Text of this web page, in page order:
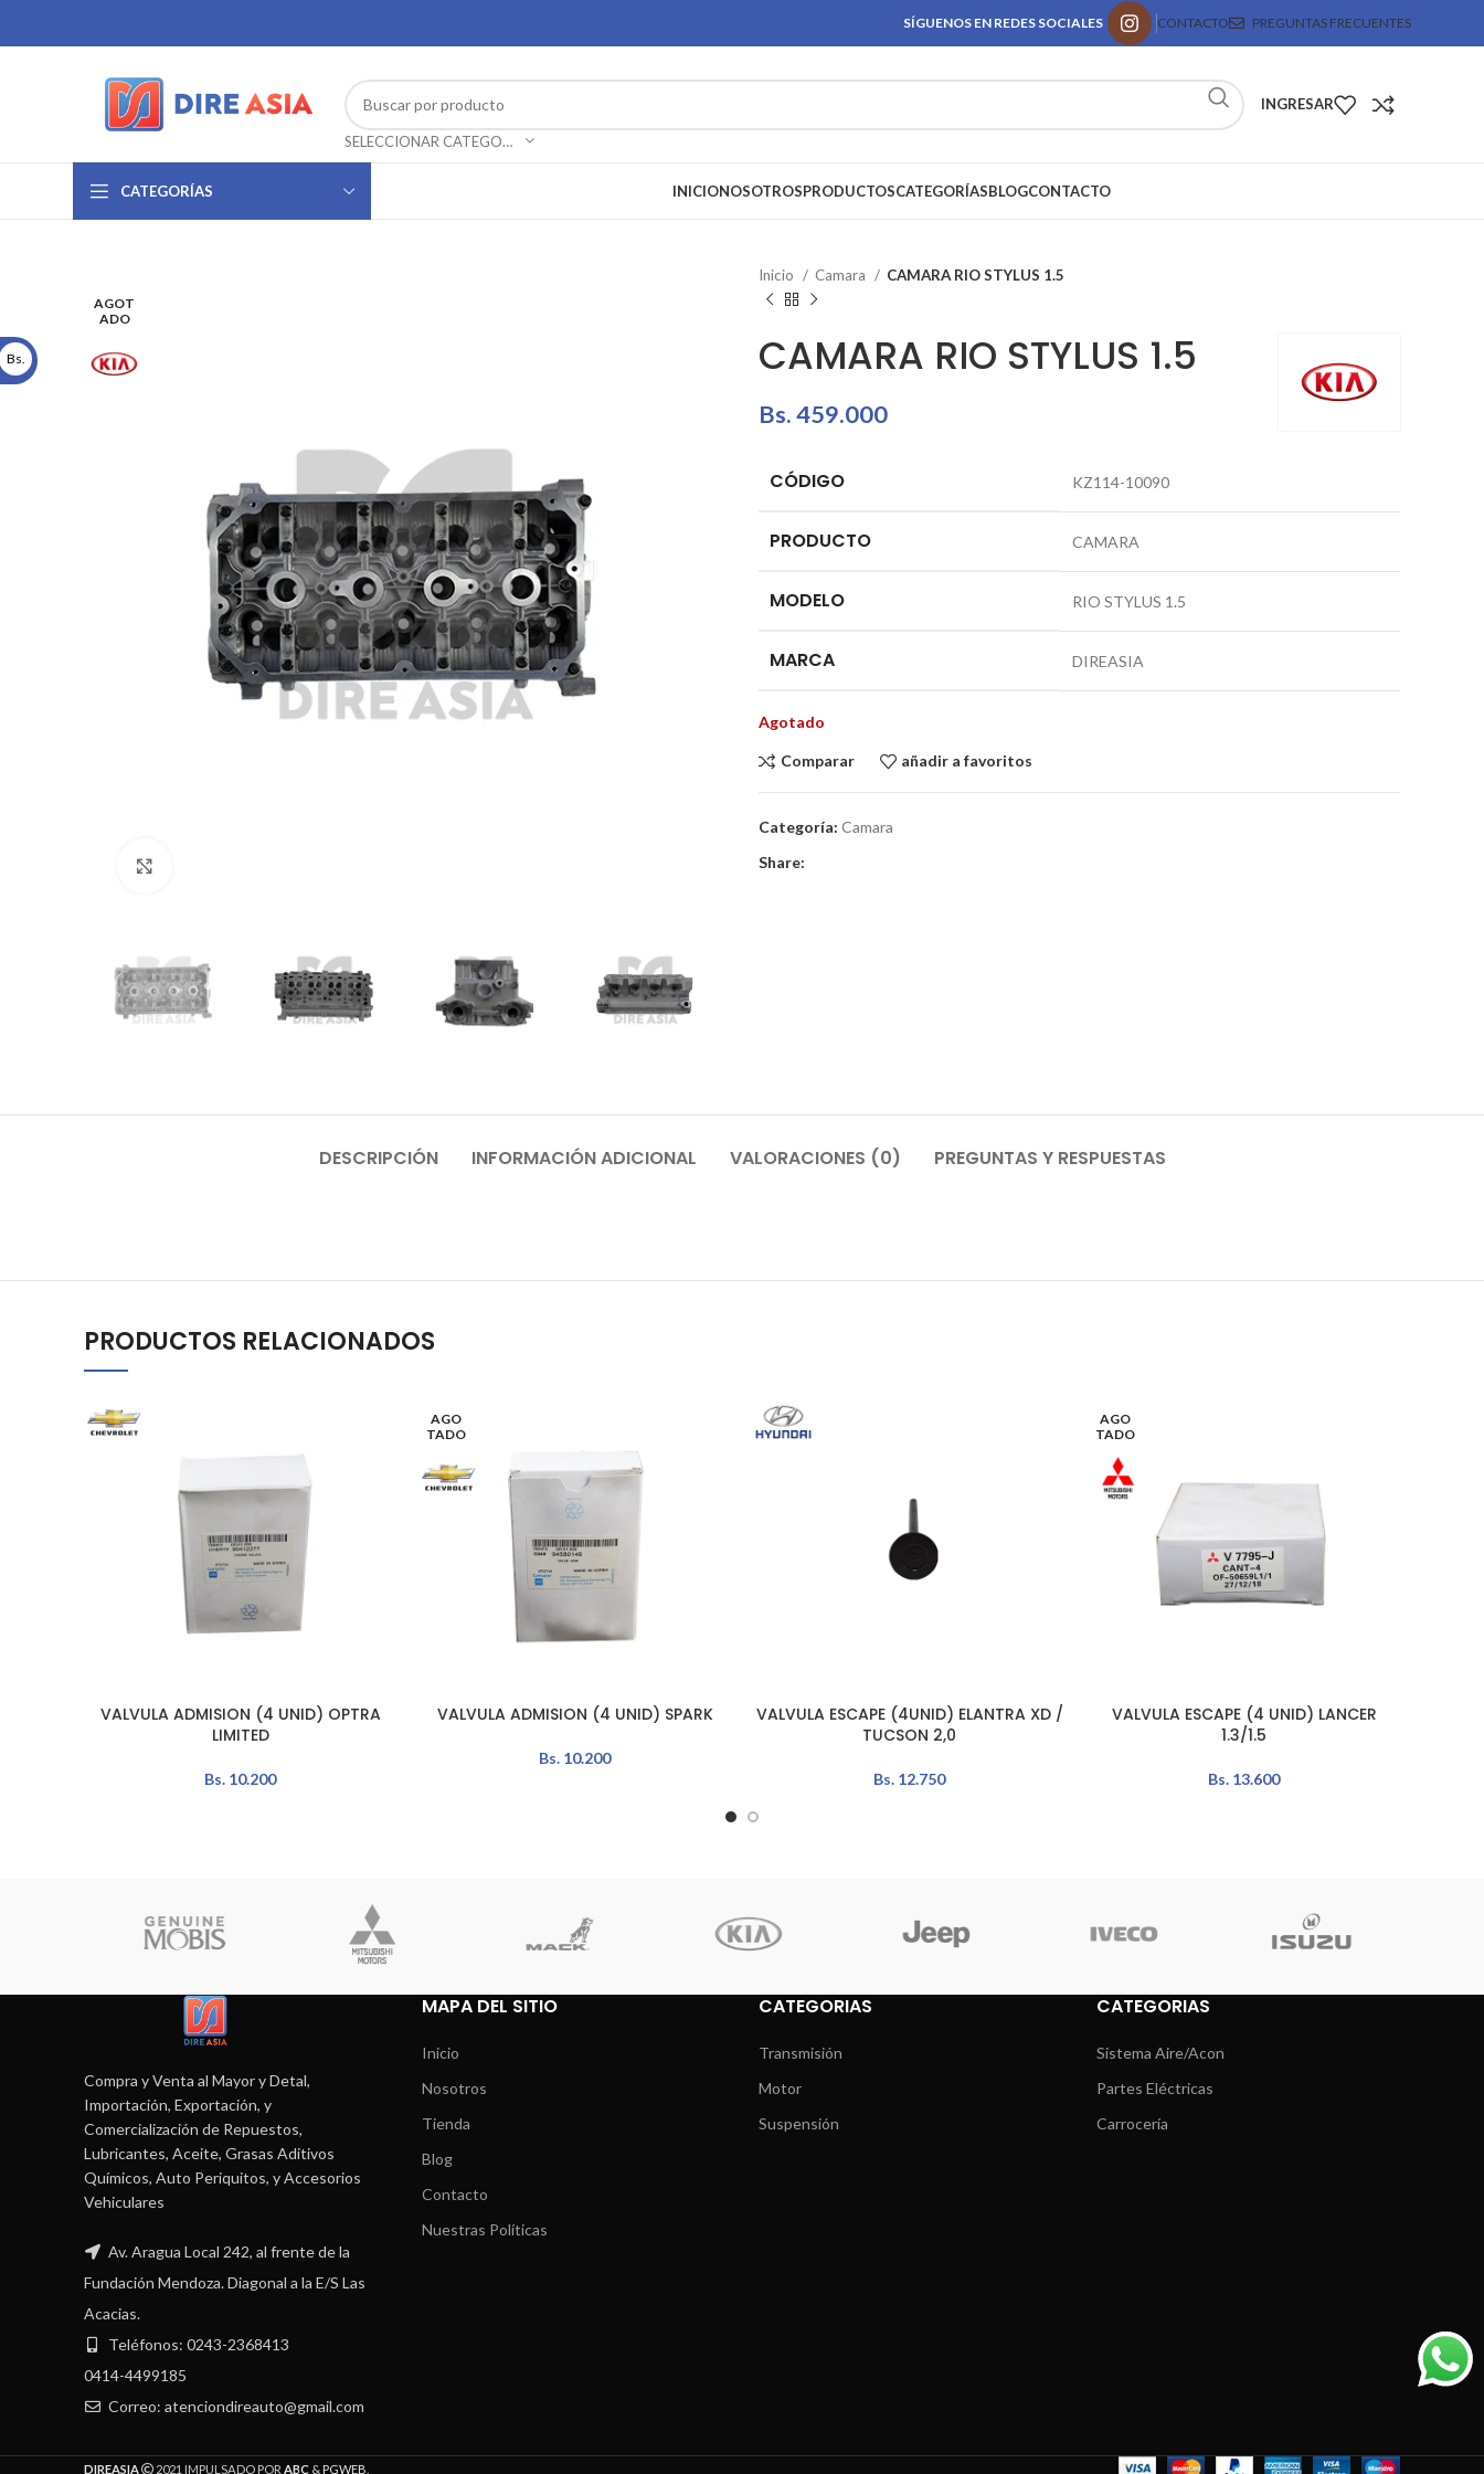
SÍGUENOS EN REDES SOCIALES CONTACTO PREGUNTAS FRECUENTES
SELECCIONAR CATEGORÍA
INGRESAR
CATEGORÍAS INICIONOSOTROSPRODUCTOSCATEGORÍASBLOGCONTACTO
AGOT
ADO
Inicio Camara CAMARA RIO STYLUS 1.5
CAMARA RIO STYLUS 1.5
Bs.459.000
CÓDIGO KZ114-10090
PRODUCTO CAMARA
MODELO RIO STYLUS 1.5
MARCA DIREASIA
Agotado
Comparar añadir a favoritos
Categoría: Camara
Share:
DESCRIPCIÓN INFORMACIÓN ADICIONAL VALORACIONES (0) PREGUNTAS Y RESPUESTAS
PRODUCTOS RELACIONADOS
AÑADIR AL CARRITO
VALVULA ADMISION (4 UNID) OPTRA
LIMITED
Bs. 10.200
AGO
TADO
LEER MÁS
VALVULA ADMISION (4 UNID) SPARK
Bs. 10.200
AÑADIR AL CARRITO
VALVULA ESCAPE (4UNID) ELANTRA XD /
TUCSON 2,0
Bs. 12.750
AGO
TADO
LEER MÁS
VALVULA ESCAPE (4 UNID) LANCER
1.3/1.5
Bs. 13.600
Compra y Venta al Mayor y Detal,
Importación, Exportación, y
Comercialización de Repuestos,
Lubricantes, Aceite, Grasas Aditivos
Químicos, Auto Periquitos, y Accesorios
Vehiculares
Av. Aragua Local 242, al frente de la
Fundación Mendoza. Diagonal a la E/S Las
Acacias.
Teléfonos: 0243-2368413
0414-4499185
Correo: atenciondireauto@gmail.com
MAPA DEL SITIO
Inicio
Nosotros
Tienda
Blog
Contacto
Nuestras Políticas
CATEGORIAS
Transmisión
Motor
Suspensión
CATEGORIAS
Sistema Aire/Acon
Partes Eléctricas
Carrocería
DIREASIA 2021 IMPULSADO POR ABC &PGWEB
Bs.